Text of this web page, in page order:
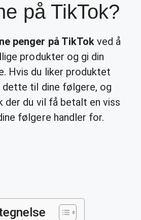
på TikTok?
penger på TikTokved å
produkter og gi din
Hvis du liker produktet
dette til dine følgere, og
der du vil få betalt en viss
følgere handler for.